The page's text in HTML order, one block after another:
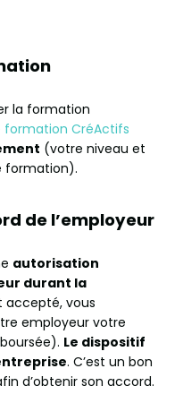
la formation
formation CréActifs
(votre niveau et
formation).
de l’employeur
autorisation
durant la
accepté, vous
employeur votre
Le dispositif
. C’est un bon
d’obtenir son accord.